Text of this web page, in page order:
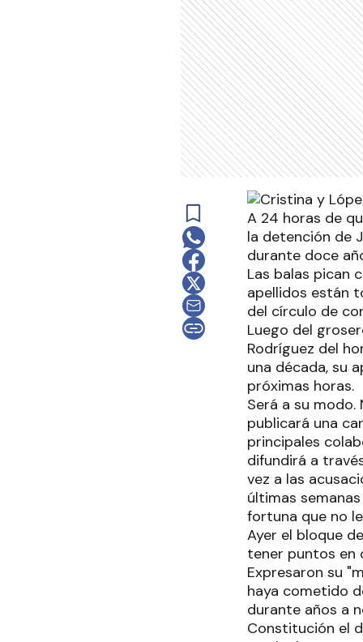
A 24 horas de
la detención de
durante doce
Las balas pican
apellidos están
del círculo de
Luego del
Rodríguez del
una década, su
próximas horas.
Será a su
publicará una
principales
difundirá a
vez a las
últimas
fortuna que no
Ayer el bloque
tener puntos en
Expresaron su
haya cometido
durante años a
Constitución el